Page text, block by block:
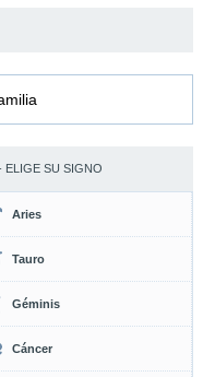
ELIGE SU SIGNO
Aries
Tauro
Géminis
Cáncer